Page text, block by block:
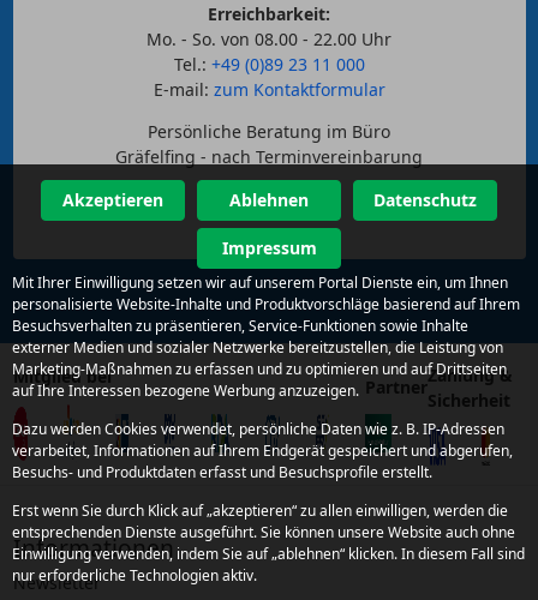
Erreichbarkeit:
Mo. - So. von 08.00 - 22.00 Uhr
Tel.: +49 (0)89 23 11 000
E-mail: zum Kontaktformular
Persönliche Beratung im Büro
Gräfelfing - nach Terminvereinbarung
Mitglied bei Partner
Zahlung &
Sicherheit
Informationen
Newsletter
Akzeptieren Ablehnen Datenschutz
Impressum
Mit Ihrer Einwilligung setzen wir auf unserem Portal Dienste ein, um Ihnen
personalisierte Website-Inhalte und Produktvorschläge basierend auf Ihrem
Besuchsverhalten zu präsentieren, Service-Funktionen sowie Inhalte
externer Medien und sozialer Netzwerke bereitzustellen, die Leistung von
Marketing-Maßnahmen zu erfassen und zu optimieren und auf Drittseiten
auf Ihre Interessen bezogene Werbung anzuzeigen.
Dazu werden Cookies verwendet, persönliche Daten wie z. B. IP-Adressen
verarbeitet, Informationen auf Ihrem Endgerät gespeichert und abgerufen,
Besuchs- und Produktdaten erfasst und Besuchsprofile erstellt.
Erst wenn Sie durch Klick auf „akzeptieren“ zu allen einwilligen, werden die
entsprechenden Dienste ausgeführt. Sie können unsere Website auch ohne
Einwilligung verwenden, indem Sie auf „ablehnen“ klicken. In diesem Fall sind
nur erforderliche Technologien aktiv.